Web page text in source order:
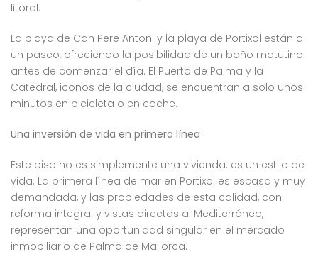
litoral.
La playa de Can Pere Antoni y la playa de Portixol están a
un paseo, ofreciendo la posibilidad de un baño matutino
antes de comenzar el día. El Puerto de Palma y la
Catedral, iconos de la ciudad, se encuentran a solo unos
minutos en bicicleta o en coche.
Una inversión de vida en primera línea
Este piso no es simplemente una vivienda: es un estilo de
vida. La primera línea de mar en Portixol es escasa y muy
demandada, y las propiedades de esta calidad, con
reforma integral y vistas directas al Mediterráneo,
representan una oportunidad singular en el mercado
inmobiliario de Palma de Mallorca.